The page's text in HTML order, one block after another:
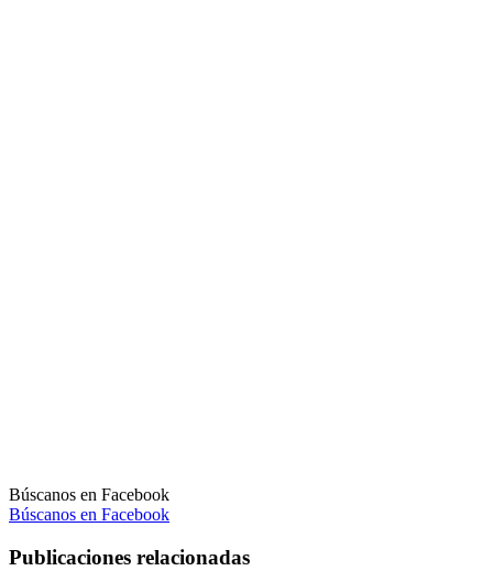
Búscanos en Facebook
Búscanos en Facebook
Publicaciones relacionadas